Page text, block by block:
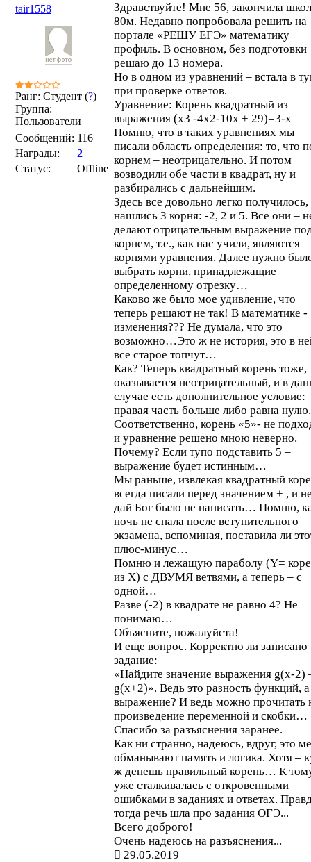
tair1558
Ранг: Студент (?)
Группа:
Пользователи
Сообщений: 116
Награды:
2
Статус:
Offline
Здравствуйте! Мне 56, закончила
80м. Недавно попробовала решить на
портале «РЕШУ ЕГЭ» математику
профиль. В основном, без подготовки
решаю до 13 номера.
Но в одном из уравнений – встала в
при проверке ответов.
Уравнение: Корень квадратный из
выражения (х3 -4х2-10х + 29)=3-х
Помню, что в таких уравнениях мы
писали область определения: то, что
корнем – неотрицательно. И потом
возводили обе части в квадрат, ну и
разбирались с дальнейшим.
Здесь все довольно легко получилось,
нашлись 3 корня: -2, 2 и 5. Все они –
делают отрицательным выражение
корнем, т.е., как нас учили, являются
корнями уравнения. Далее нужно
выбрать корни, принадлежащие
определенному отрезку…
Каково же было мое удивление, что
теперь решают не так! В математике -
изменения??? Не думала, что это
возможно…Это ж не история, это в
все старое топчут…
Как? Теперь квадратный корень тоже,
оказывается неотрицательный, и в
случае есть дополнительное условие:
правая часть больше либо равна нулю.
Соответственно, корень «5»- не
и уравнение решено мною неверно.
Почему? Если тупо подставить 5 –
выражение будет истинным…
Мы раньше, извлекая квадратный
всегда писали перед значением + , и
дай Бог было не написать… Помню,
ночь не спала после вступительного
экзамена, вспоминая, поставила ли
плюс-минус…
Помню и лежащую параболу (Y=
из Х) с ДВУМЯ ветвями, а теперь – с
одной…
Разве (-2) в квадрате не равно 4? Не
понимаю…
Объясните, пожалуйста!
И еще вопрос. Корректно ли записано
задание:
«Найдите значение выражения g(x-2)
g(x+2)». Ведь это разность функций,
выражение? И ведь можно прочитать
произведение переменной и скобки…
Спасибо за разъяснения заранее.
Как ни странно, надеюсь, вдруг, это
обманывают память и логика. Хотя –
ж денешь правильный корень… К
уже сталкивалась с откровенными
ошибками в заданиях и ответах.
тогда речь шла про задания ОГЭ...
Всего доброго!
Очень надеюсь на разъяснения...
29.05.2019